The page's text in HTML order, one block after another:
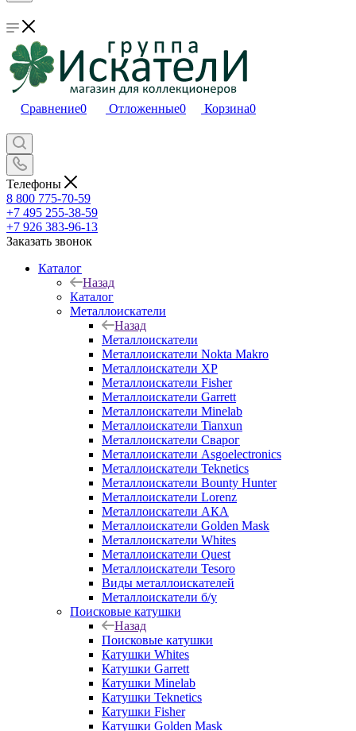
Сравнение0 Отложенные0 Корзина0
Телефоны
8 800 775-70-59
+7 495 255-38-59
+7 926 383-96-13
Заказать звонок
Каталог
Назад
Каталог
Металлоискатели
Назад
Металлоискатели
Металлоискатели Nokta Makro
Металлоискатели XP
Металлоискатели Fisher
Металлоискатели Garrett
Металлоискатели Minelab
Металлоискатели Tianxun
Металлоискатели Сварог
Металлоискатели Asgoelectronics
Металлоискатели Teknetics
Металлоискатели Bounty Hunter
Металлоискатели Lorenz
Металлоискатели АКА
Металлоискатели Golden Mask
Металлоискатели Whites
Металлоискатели Quest
Металлоискатели Tesoro
Виды металлоискателей
Металлоискатели б/у
Поисковые катушки
Назад
Поисковые катушки
Катушки Whites
Катушки Garrett
Катушки Minelab
Катушки Teknetics
Катушки Fisher
Катушки Golden Mask